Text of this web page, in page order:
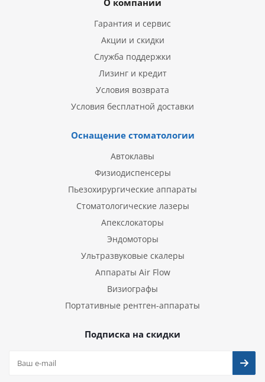
О компании
Гарантия и сервис
Акции и скидки
Служба поддержки
Лизинг и кредит
Условия возврата
Условия бесплатной доставки
Оснащение стоматологии
Автоклавы
Физиодиспенсеры
Пьезохирургические аппараты
Стоматологические лазеры
Апекслокаторы
Эндомоторы
Ультразвуковые скалеры
Аппараты Air Flow
Визиографы
Портативные рентген-аппараты
Подписка на скидки